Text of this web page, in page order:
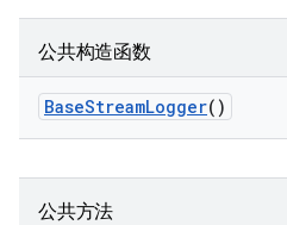
公共构造函数
BaseStreamLogger()
公共方法